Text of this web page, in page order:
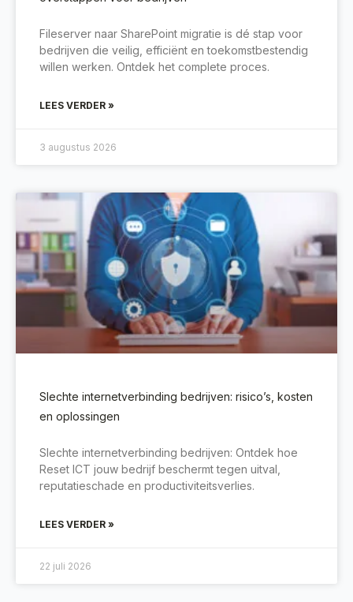
Fileserver naar SharePoint migratie is dé stap voor
bedrijven die veilig, efficiënt en toekomstbestendig
willen werken. Ontdek het complete proces.
LEES VERDER »
3 augustus 2026
Slechte internetverbinding bedrijven: risico’s, kosten
en oplossingen
Slechte internetverbinding bedrijven: Ontdek hoe
Reset ICT jouw bedrijf beschermt tegen uitval,
reputatieschade en productiviteitsverlies.
LEES VERDER »
22 juli 2026